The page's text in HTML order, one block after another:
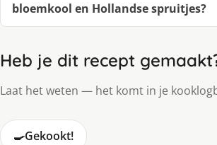
bloemkool en Hollandse spruitjes?
Heb je dit recept
Laat het weten — het komt in je
🍳Gekookt!